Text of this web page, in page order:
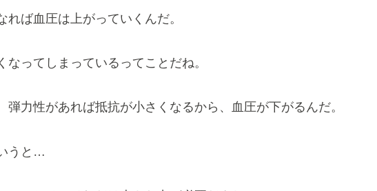
れば血圧は上がっていくんだ。
なってしまっているってことだね。
弾力性があれば抵抗が小さくなるから、血圧が下がるんだ。
うと…